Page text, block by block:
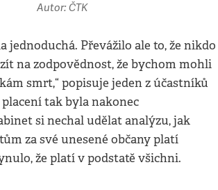
Autor: ČTK
jednoduchá. Převážilo ale to, že nikdo
na zodpovědnost, že bychom mohli
smrt,“ popisuje jeden z účastníků
placení tak byla nakonec
si nechal udělat analýzu, jak
za své unesené občany platí
že platí v podstatě všichni.